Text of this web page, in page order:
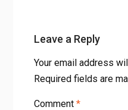
Leave a Reply
Your email address
Required fields are
Comment *